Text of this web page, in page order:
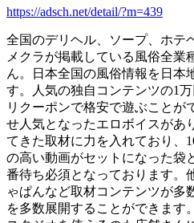
https://adsch.net/detail/?m=439
全国のデリヘル、ソープ、ホテ
メクラが掲載している風俗全業
ん。日本全国の風俗情報を日本
す。人気の独自コンテンツの1
リクーポンで格安で遊ぶことが
せ人気となったエロボイスがあ
てきた取材に力を入れており、
の高い動画がセットになった袋
番待ち必須となっております。
ゃぱんなど取材コンテンツが多
を多数展開することができます